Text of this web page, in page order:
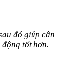
đó giúp cân
tốt hơn.